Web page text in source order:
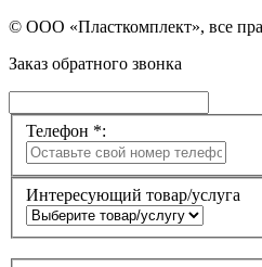
© ООО «Пласткомплект», все
Заказ обратного звонка
Телефон *:
Интересующий товар/услуга